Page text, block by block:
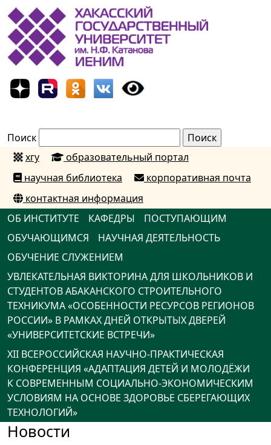
Поиск
хгу
образовательный портал
научная библиотека
корпоративная почта
контактная информация
ОБ ИНСТИТУТЕ
КАФЕДРЫ
ПОСТУПАЮЩИМ
ОБУЧАЮЩИМСЯ
НАУЧНАЯ ДЕЯТЕЛЬНОСТЬ
ОБУЧЕНИЕ СЛУЖЕНИЕМ
УВЛЕКАТЕЛЬНАЯ ВИКТОРИНА ДЛЯ ШКОЛЬНИКОВ И
СТУДЕНТОВ АБАКАНСКОГО СТРОИТЕЛЬНОГО
ТЕХНИКУМА «ОСОБЕННОСТИ РЕСУРСОВ РЕГИОНОВ
РОССИИ» В РАМКАХ ДНЕЙ ОТКРЫТЫХ ДВЕРЕЙ
«УНИВЕРСИТЕТСКИЕ ВСТРЕЧИ»
XII ВСЕРОССИЙСКАЯ НАУЧНО-ПРАКТИЧЕСКАЯ
КОНФЕРЕНЦИЯ «АДАПТАЦИЯ ДЕТЕЙ И МОЛОДЁЖИ
К СОВРЕМЕННЫМ СОЦИАЛЬНО-ЭКОНОМИЧЕСКИМ
УСЛОВИЯМ НА ОСНОВЕ ЗДОРОВЬЕ СБЕРЕГАЮЩИХ
ТЕХНОЛОГИЙ»
Новости